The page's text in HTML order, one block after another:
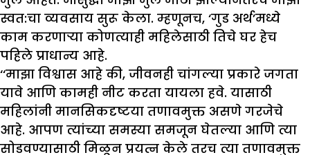
स्वत:चा व्यवसाय सुरू केला. म्हणूनच, ‘गुड अर्थ’मध्ये
काम करणाऱ्या कोणत्याही महिलेसाठी तिचे घर हेच
पहिले प्राधान्य आहे.
‘‘माझा विश्वास आहे की, जीवनही चांगल्या प्रकारे जगता
यावे आणि कामही नीट करता यायला हवे. यासाठी
महिलांनी मानसिकदृष्टया तणावमुक्त असणे गरजेचे
आहे. आपण त्यांच्या समस्या समजून घेतल्या आणि त्या
सोडवण्यासाठी मिळून प्रयत्न केले तरच त्या तणावमुक्त